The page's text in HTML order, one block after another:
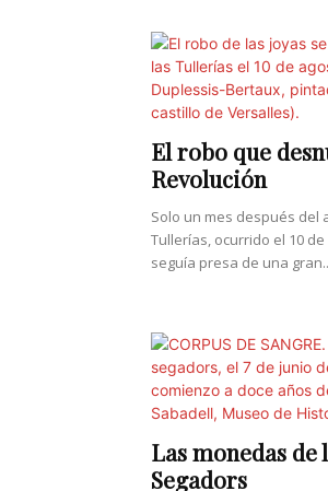
El robo que
Revolución
Solo un mes después del
Tullerías, ocurrido el 10
seguía presa de una
Las monedas
Segadors